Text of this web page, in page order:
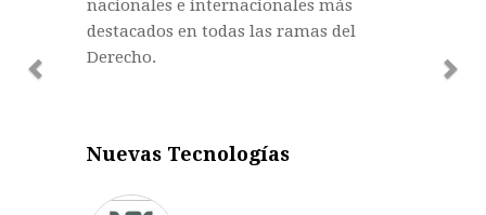
nacionales e internacionales más
destacados en todas las ramas del
Derecho.
Nuevas Tecnologías